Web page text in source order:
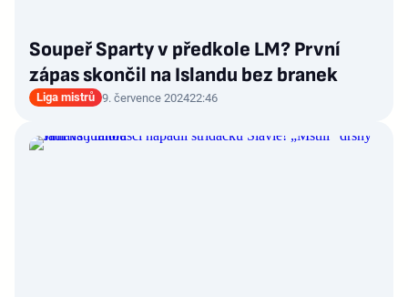
Soupeř Sparty v předkole LM? První
zápas skončil na Islandu bez branek
Liga mistrů 9. července 202422:46